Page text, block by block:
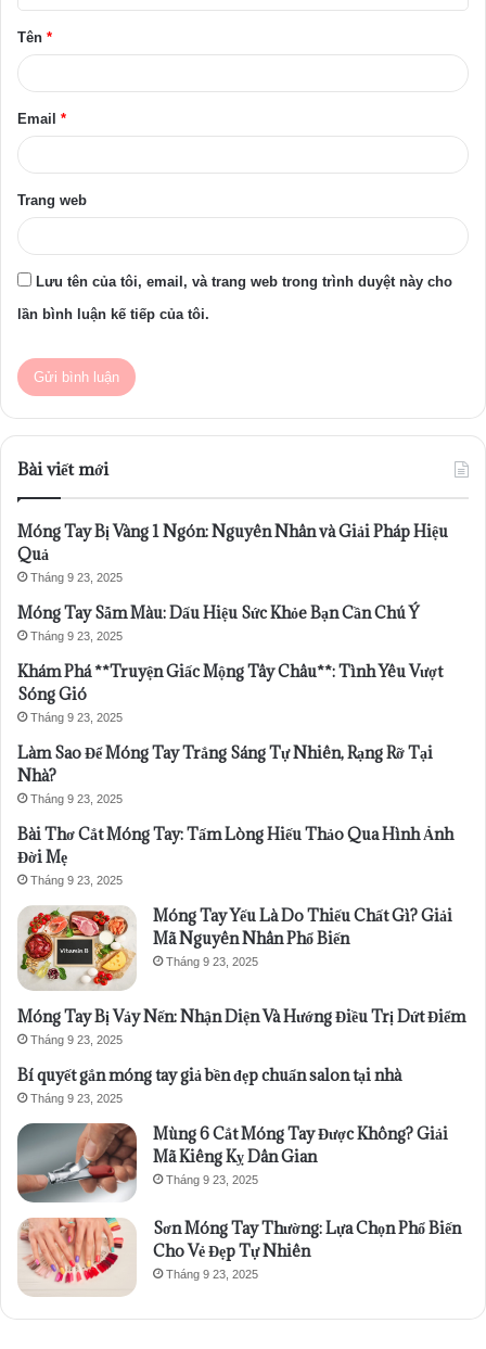
ậ
n
Tên *
Email *
Trang web
Lưu tên của tôi, email, và trang web trong trình duyệt này cho
lần bình luận kế tiếp của tôi.
Bài viết mới
Móng Tay Bị Vàng 1 Ngón: Nguyên Nhân và Giải Pháp Hiệu
Quả
Tháng 9 23, 2025
Móng Tay Sẫm Màu: Dấu Hiệu Sức Khỏe Bạn Cần Chú Ý
Tháng 9 23, 2025
Khám Phá **Truyện Giấc Mộng Tây Châu**: Tình Yêu Vượt
Sóng Gió
Tháng 9 23, 2025
Làm Sao Để Móng Tay Trắng Sáng Tự Nhiên, Rạng Rỡ Tại
Nhà?
Tháng 9 23, 2025
Bài Thơ Cắt Móng Tay: Tấm Lòng Hiếu Thảo Qua Hình Ảnh
Đời Mẹ
Tháng 9 23, 2025
Móng Tay Yếu Là Do Thiếu Chất Gì? Giải
Mã Nguyên Nhân Phổ Biến
Tháng 9 23, 2025
Móng Tay Bị Vảy Nến: Nhận Diện Và Hướng Điều Trị Dứt Điểm
Tháng 9 23, 2025
Bí quyết gắn móng tay giả bền đẹp chuẩn salon tại nhà
Tháng 9 23, 2025
Mùng 6 Cắt Móng Tay Được Không? Giải
Mã Kiêng Kỵ Dân Gian
Tháng 9 23, 2025
Sơn Móng Tay Thường: Lựa Chọn Phổ Biến
Cho Vẻ Đẹp Tự Nhiên
Tháng 9 23, 2025